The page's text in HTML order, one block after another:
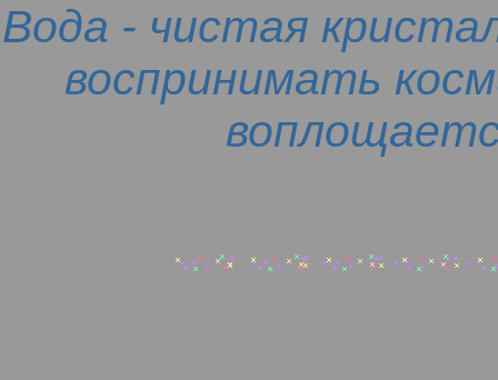
Вода - чистая
воспринимать